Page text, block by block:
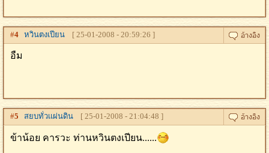
#4 หวินตงเปียน [ 25-01-2008 - 20:59:26 ]
อืม
#5 สยบทั่วเเผ่นดิน [ 25-01-2008 - 21:04:48 ]
ข้าน้อย คารวะ ท่านหวินตงเปียน......